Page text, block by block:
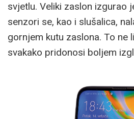
svjetlu. Veliki zaslon izgurao
senzori se, kao i slušalica,
gornjem kutu zaslona. To ne
svakako pridonosi boljem